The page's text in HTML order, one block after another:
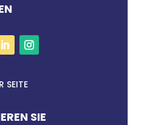
SEITE
SIE